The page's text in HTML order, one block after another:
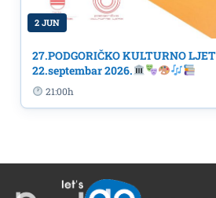
2 JUN
27.PODGORIČKO KULTURNO
22.septembar 2026.
21:00h